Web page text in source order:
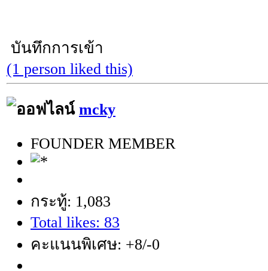
บันทึกการเข้า
(1 person liked this)
mcky
FOUNDER MEMBER
กระทู้: 1,083
Total likes: 83
คะแนนพิเศษ: +8/-0